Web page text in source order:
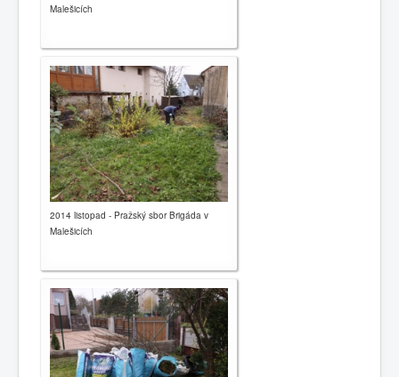
Malešicích
2014 listopad - Pražský sbor Brigáda v
Malešicích